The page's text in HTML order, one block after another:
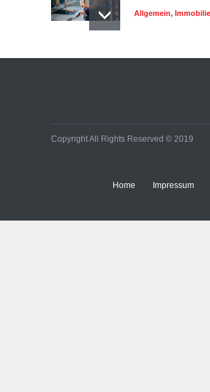
Allgemein,
Copyright All Rights Reserved © 2019
Home Impressum